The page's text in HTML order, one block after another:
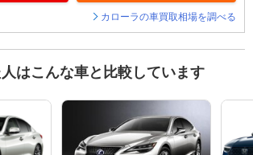
カローラの車買取相場を調べる
はこんな車と比較しています